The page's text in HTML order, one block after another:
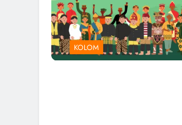
KOLOM